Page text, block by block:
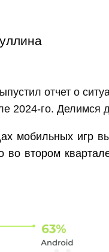
отчет о
2024-го. Делимся
мобильных игр
во втором